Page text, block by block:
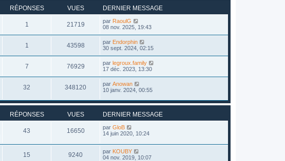
RÉPONSES VUES DERNIER MESSAGE
1 21719 par RaoulG
08 nov. 2025, 19:43
1 43598 par Endorphin
30 sept. 2024, 02:15
7 76929 par legroux.family
17 déc. 2023, 13:30
32 348120 par Anowan
10 janv. 2024, 00:55
RÉPONSES VUES DERNIER MESSAGE
43 16650 par GloB
14 juin 2020, 10:24
15 9240 par KOUBY
04 nov. 2019, 10:07